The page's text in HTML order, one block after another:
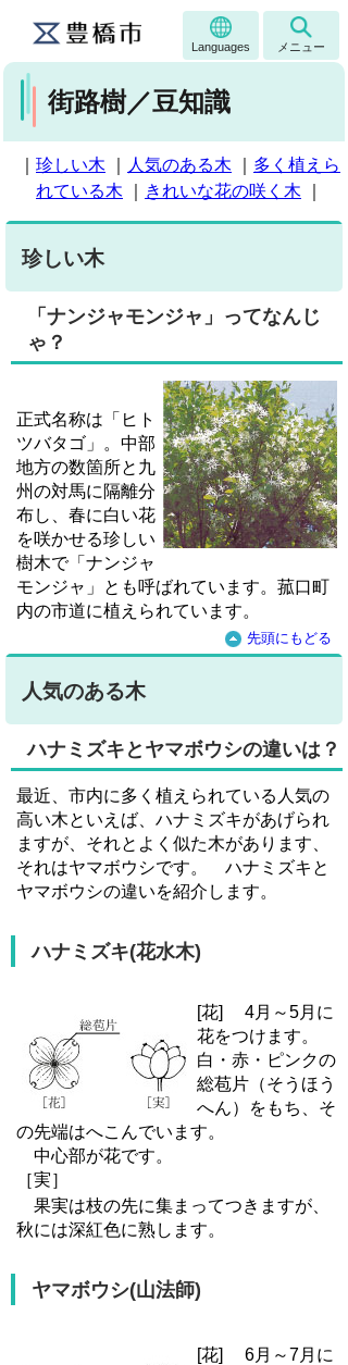
Languages メニュー
街路樹／豆知識
珍しい木 人気のある木
多く植えら
れている木
きれいな花の咲く木
珍しい木
「ナンジャモンジャ」ってなんじ
ゃ？
正式名称は「ヒト
ツバタゴ」。中部
地方の数箇所と九
州の対馬に隔離分
布し、春に白い花
を咲かせる珍しい
樹木で「ナンジャ
モンジャ」とも呼ばれています。菰口町
内の市道に植えられています。
先頭にもどる
人気のある木
ハナミズキとヤマボウシの違いは？
最近、市内に多く植えられている人気の
高い木といえば、ハナミズキがあげられ
ますが、それとよく似た木があります、
それはヤマボウシです。 ハナミズキと
ヤマボウシの違いを紹介します。
ハナミズキ(花水木)
[花]
4月～5月に
花をつけます。
白・赤・ピンクの
総苞片（そうほう
へん）をもち、そ
の先端はへこんでいます。
中心部が花です。
［実］
果実は枝の先に集まってつきますが、
秋には深紅色に熟します。
ヤマボウシ(山法師)
[花]
6月～7月に